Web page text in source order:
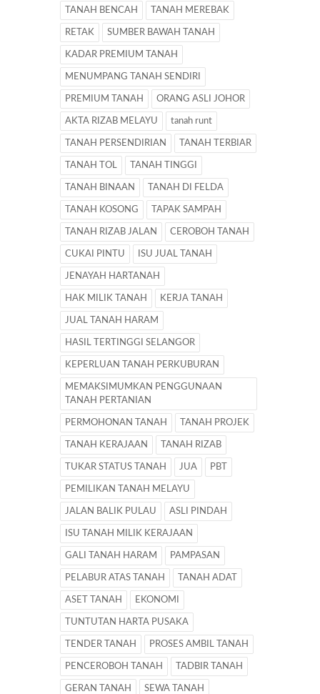
TANAH BENCAH TANAH MEREBAK
RETAK SUMBER BAWAH TANAH
KADAR PREMIUM TANAH
MENUMPANG TANAH SENDIRI
PREMIUM TANAH ORANG ASLI JOHOR
AKTA RIZAB MELAYU tanah runt
TANAH PERSENDIRIAN TANAH TERBIAR
TANAH TOL TANAH TINGGI
TANAH BINAAN TANAH DI FELDA
TANAH KOSONG TAPAK SAMPAH
TANAH RIZAB JALAN CEROBOH TANAH
CUKAI PINTU ISU JUAL TANAH
JENAYAH HARTANAH
HAK MILIK TANAH KERJA TANAH
JUAL TANAH HARAM
HASIL TERTINGGI SELANGOR
KEPERLUAN TANAH PERKUBURAN
MEMAKSIMUMKAN PENGGUNAAN
TANAH PERTANIAN
PERMOHONAN TANAH TANAH PROJEK
TANAH KERAJAAN TANAH RIZAB
TUKAR STATUS TANAH JUA PBT
PEMILIKAN TANAH MELAYU
JALAN BALIK PULAU ASLI PINDAH
ISU TANAH MILIK KERAJAAN
GALI TANAH HARAM PAMPASAN
PELABUR ATAS TANAH TANAH ADAT
ASET TANAH EKONOMI
TUNTUTAN HARTA PUSAKA
TENDER TANAH PROSES AMBIL TANAH
PENCEROBOH TANAH TADBIR TANAH
GERAN TANAH SEWA TANAH